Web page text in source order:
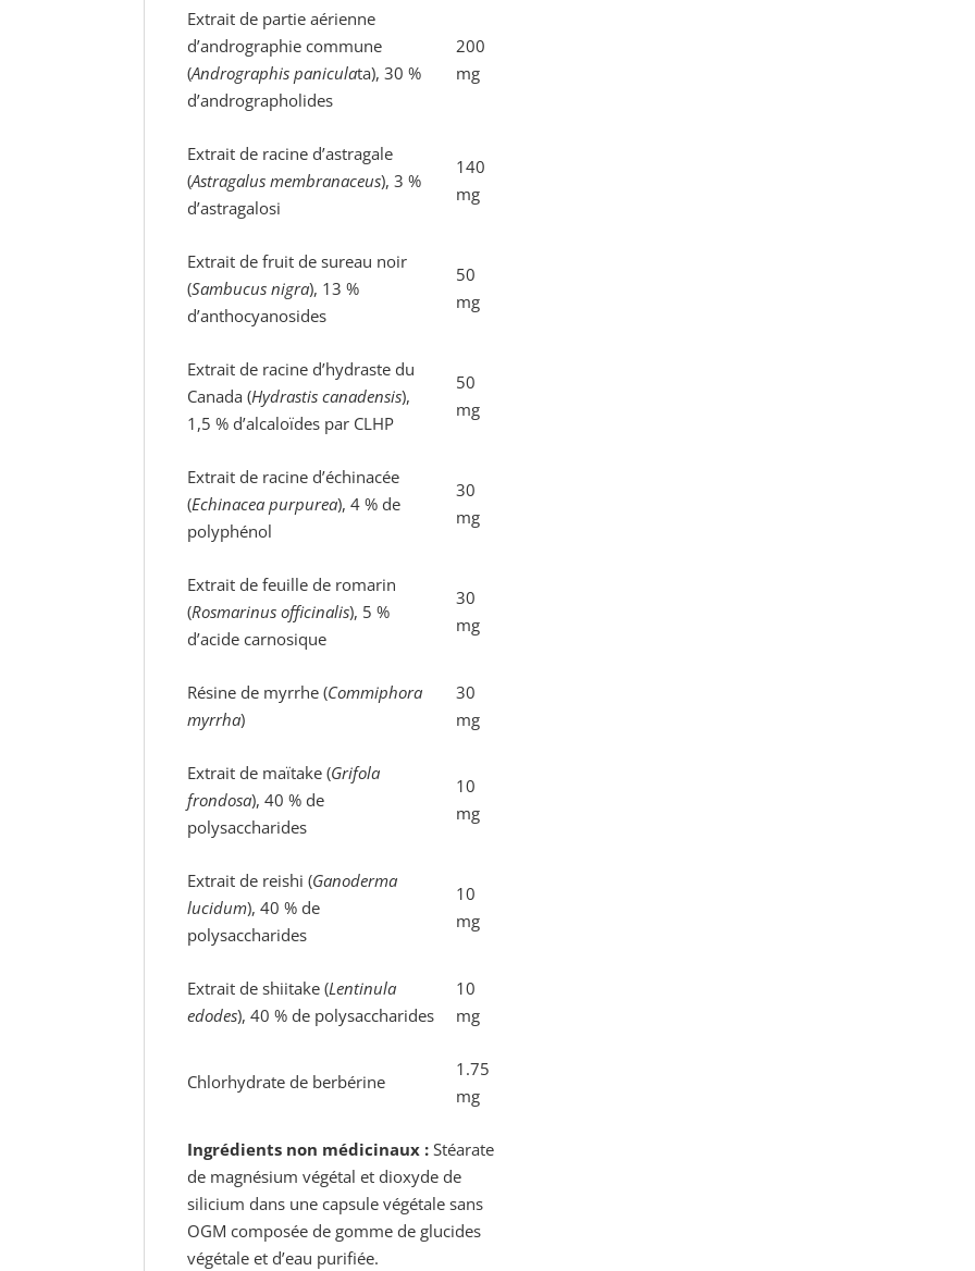
Extrait de partie aérienne
d’andrographie commune
(Andrographis paniculata), 30 %
d’andrographolides
200
mg
Extrait de racine d’astragale
(Astragalus membranaceus), 3 %
d’astragalosi
140
mg
Extrait de fruit de sureau noir
(Sambucus nigra), 13 %
d’anthocyanosides
50
mg
Extrait de racine d’hydraste du
Canada (Hydrastis canadensis),
1,5 % d’alcaloïdes par CLHP
50
mg
Extrait de racine d’échinacée
(Echinacea purpurea), 4 % de
polyphénol
30
mg
Extrait de feuille de romarin
(Rosmarinus officinalis), 5 %
d’acide carnosique
30
mg
Résine de myrrhe (Commiphora
myrrha)
30
mg
Extrait de maïtake (Grifola
frondosa), 40 % de
polysaccharides
10
mg
Extrait de reishi (Ganoderma
lucidum), 40 % de
polysaccharides
10
mg
Extrait de shiitake (Lentinula
edodes), 40 % de polysaccharides
10
mg
Chlorhydrate de berbérine
1.75
mg
Ingrédients non médicinaux :Stéarate
de magnésium végétal et dioxyde de
silicium dans une capsule végétale sans
OGM composée de gomme de glucides
végétale et d’eau purifiée.